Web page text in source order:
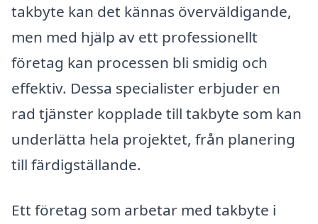
takbyte kan det kännas överväldigande,
men med hjälp av ett professionellt
företag kan processen bli smidig och
effektiv. Dessa specialister erbjuder en
rad tjänster kopplade till takbyte som kan
underlätta hela projektet, från planering
till färdigställande.
Ett företag som arbetar med takbyte i